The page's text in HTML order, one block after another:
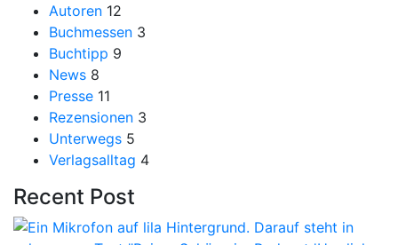
Autoren 12
Buchmessen 3
Buchtipp 9
News 8
Presse 11
Rezensionen 3
Unterwegs 5
Verlagsalltag 4
Recent Post